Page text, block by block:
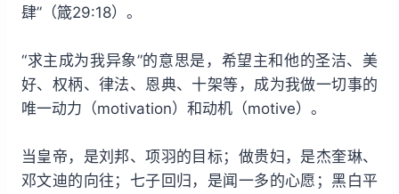
肆”（箴29:18）。
“求主成为我异象”的意思是，希望主和他的圣洁、美
好、权柄、律法、恩典、十架等，成为我做一切事的
唯一动力（motivation）和动机（motive）。
当皇帝，是刘邦、项羽的目标；做贵妇，是杰奎琳、
邓文迪的向往；七子回归，是闻一多的心愿；黑白平